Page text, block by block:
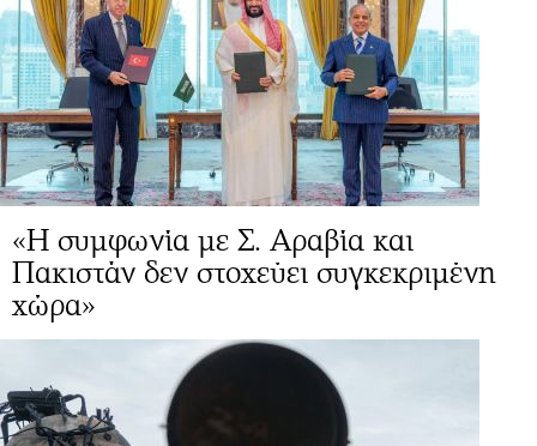
«Η συμφωνία με Σ. Αραβία και
Πακιστάν δεν στοχεύει συγκεκριμένη
χώρα»